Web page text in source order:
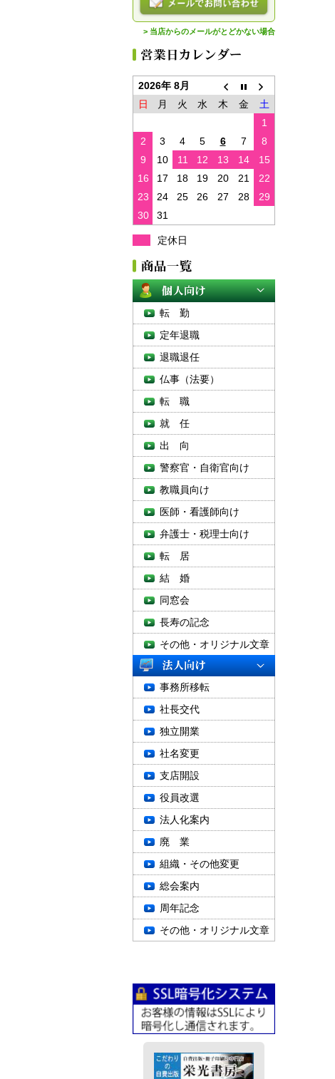
> 当店からのメールがとどかない場合
2026年 8月
日
月 火 水 木 金
土
1
2
3 4 5 6 7
8
9
10 11 12 13 14
15
16
17 18 19 20 21
22
23
24 25 26 27 28
29
30
31
定休日
転 勤
定年退職
退職退任
仏事（法要）
転 職
就 任
出 向
警察官・自衛官向け
教職員向け
医師・看護師向け
弁護士・税理士向け
転 居
結 婚
同窓会
長寿の記念
その他・オリジナル文章
事務所移転
社長交代
独立開業
社名変更
支店開設
役員改選
法人化案内
廃 業
組織・その他変更
総会案内
周年記念
その他・オリジナル文章